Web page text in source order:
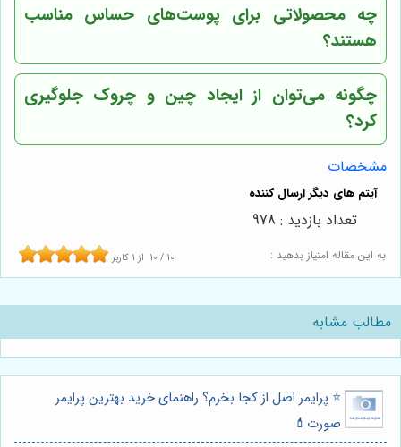
چه محصولاتی برای پوست‌های حساس مناسب
هستند؟
چگونه می‌توان از ایجاد چین و چروک جلوگیری
کرد؟
مشخصات
به این مقاله امتیاز بدهید : 10 / 10 از 1 کاربر
تعداد بازدید : 978
مطالب مشابه
⭐️ پرایمر اصل از کجا بخرم؟ راهنمای خرید بهترین پرایمر
صورت💄